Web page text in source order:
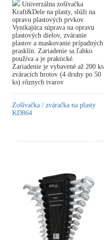
Univerzálna zošívačka
Kraft&Dele na plasty, slúži na
opravu plastových prvkov.
Vynikajúca súprava na opravu
plastových dielov, zváranie
plastov a maskovanie prípadných
prasklín. Zariadenie sa ľahko
používa a je praktické.
Zariadenie je vybavené až 200 ks
zváracích hrotov (4 druhy po 50
ks) rôznych tvarov
Zošívačka / zváračka na plasty
KD864